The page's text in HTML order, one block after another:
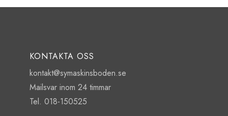
KONTAKTA OSS
kontakt@symaskinsboden.se
Mailsvar inom 24 timmar
Tel. 018-150525